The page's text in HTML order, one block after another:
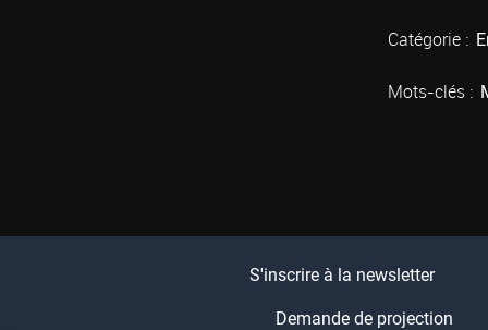
Catégorie :
Mots-clés :
S'inscrire à la newsletter
Demande de projection